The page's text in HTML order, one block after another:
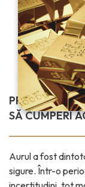
PREȚUL
SĂ CUMPERI
Aurul a fost
sigure. Într-o